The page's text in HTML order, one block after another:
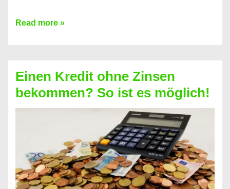
Ist
Festvertrag
für
jeden
erfahren
Sie
es
Read more »
Einen Kredit ohne Zinsen
bekommen? So ist es möglich!